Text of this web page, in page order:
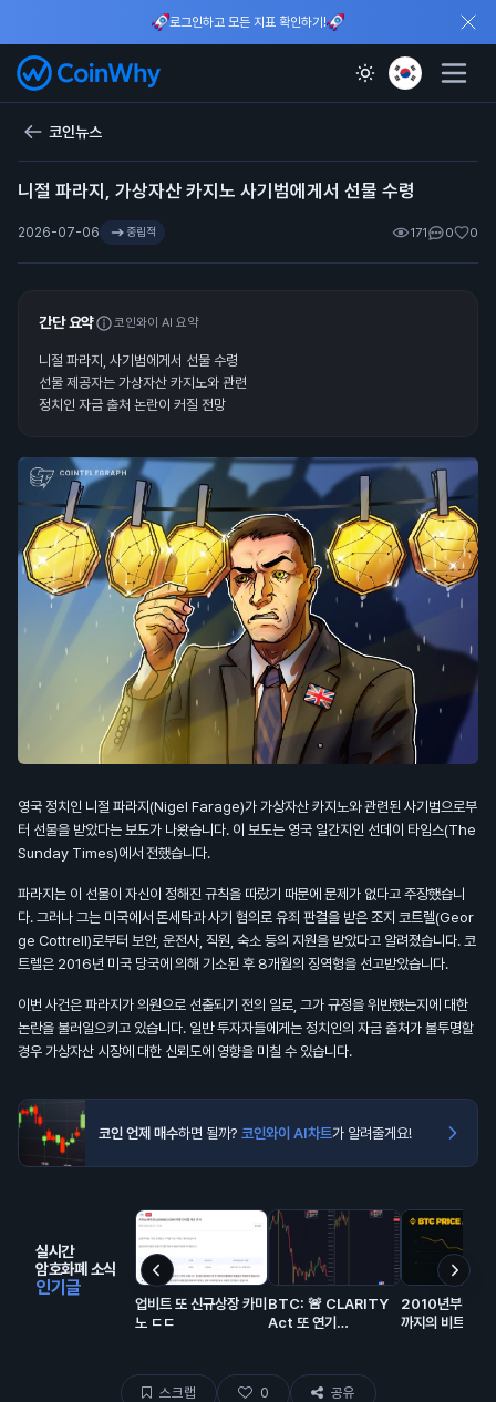
로그인하고 모든 지표 확인하기!
코인뉴스
니절 파라지, 가상자산 카지노 사기범에게서 선물 수령
2026-07-06 중립적 171 0 0
간단 요약 코인와이 AI 요약
니절 파라지, 사기범에게서 선물 수령
선물 제공자는 가상자산 카지노와 관련
정치인 자금 출처 논란이 커질 전망
영국 정치인 니절 파라지(Nigel Farage)가 가상자산 카지노와 관련된 사기범으로부
터 선물을 받았다는 보도가 나왔습니다. 이 보도는 영국 일간지인 선데이 타임스(The
Sunday Times)에서 전했습니다.
파라지는 이 선물이 자신이 정해진 규칙을 따랐기 때문에 문제가 없다고 주장했습니
다. 그러나 그는 미국에서 돈세탁과 사기 혐의로 유죄 판결을 받은 조지 코트렐(Geor
ge Cottrell)로부터 보안, 운전사, 직원, 숙소 등의 지원을 받았다고 알려졌습니다. 코
트렐은 2016년 미국 당국에 의해 기소된 후 8개월의 징역형을 선고받았습니다.
이번 사건은 파라지가 의원으로 선출되기 전의 일로, 그가 규정을 위반했는지에 대한
논란을 불러일으키고 있습니다. 일반 투자자들에게는 정치인의 자금 출처가 불투명할
경우 가상자산 시장에 대한 신뢰도에 영향을 미칠 수 있습니다.
코인 언제 매수하면 될까? 코인와이 AI차트가 알려줄게요!
실시간
암호화폐 소식
인기글
업비트 또 신규상장 카미
노 ㄷㄷ
BTC: 🚨 CLARITY
Act 또 연기…
2010년부터
까지의 비트코인
스크랩 0 공유